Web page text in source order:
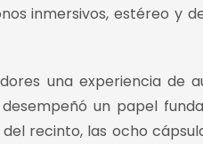
inmersivos, estéreo y
una experiencia de
desempeñó un papel
recinto, las ocho